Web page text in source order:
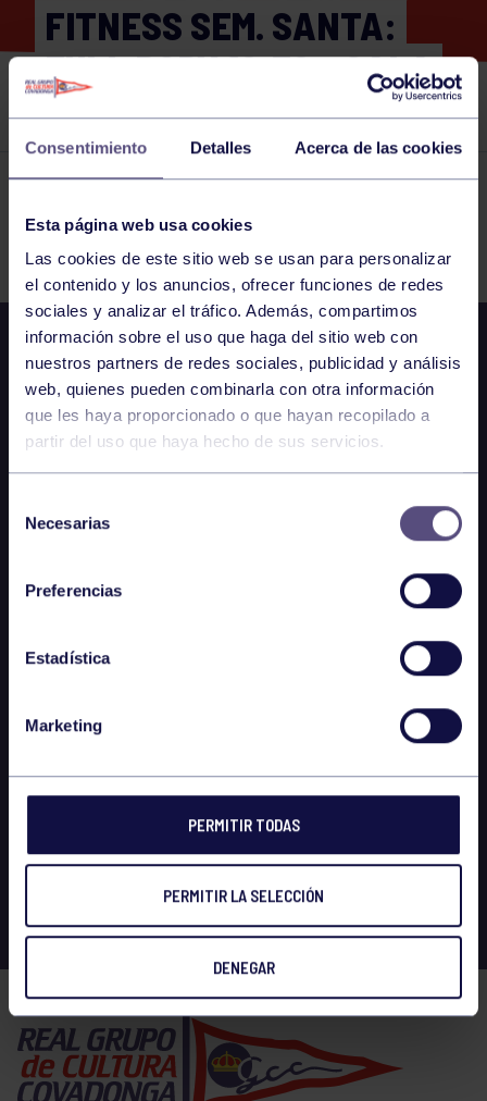
Consentimiento Detalles Acerca de las cookies
Esta página web usa cookies
Las cookies de este sitio web se usan para personalizar
el contenido y los anuncios, ofrecer funciones de redes
sociales y analizar el tráfico. Además, compartimos
información sobre el uso que haga del sitio web con
nuestros partners de redes sociales, publicidad y análisis
web, quienes pueden combinarla con otra información
que les haya proporcionado o que hayan recopilado a
partir del uso que haya hecho de sus servicios.
Necesarias
Preferencias
Estadística
Marketing
PERMITIR TODAS
PERMITIR LA SELECCIÓN
DENEGAR
FITNESS SEM. SANTA:
FULL BODY 18:30 – SALA
AEROBIC